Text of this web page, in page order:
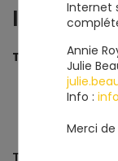
Internet
Annie
Julie
Info :
Merci
Téléphone 581
TROUVER UN